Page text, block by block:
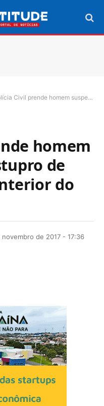
Civil prende homem suspeito por estupro de vulnerável no interior do Estado
homem
de
do
novembro de 2017 - 17:36